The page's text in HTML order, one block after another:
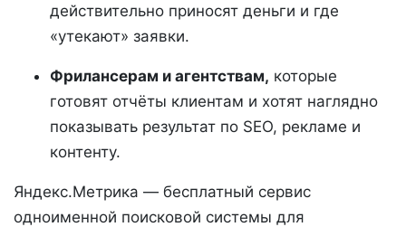
действительно приносят деньги и где
«утекают» заявки.
Фрилансерам и агентствам, которые
готовят отчёты клиентам и хотят наглядно
показывать результат по SEO, рекламе и
контенту.
Яндекс.Метрика — бесплатный сервис
одноименной поисковой системы для